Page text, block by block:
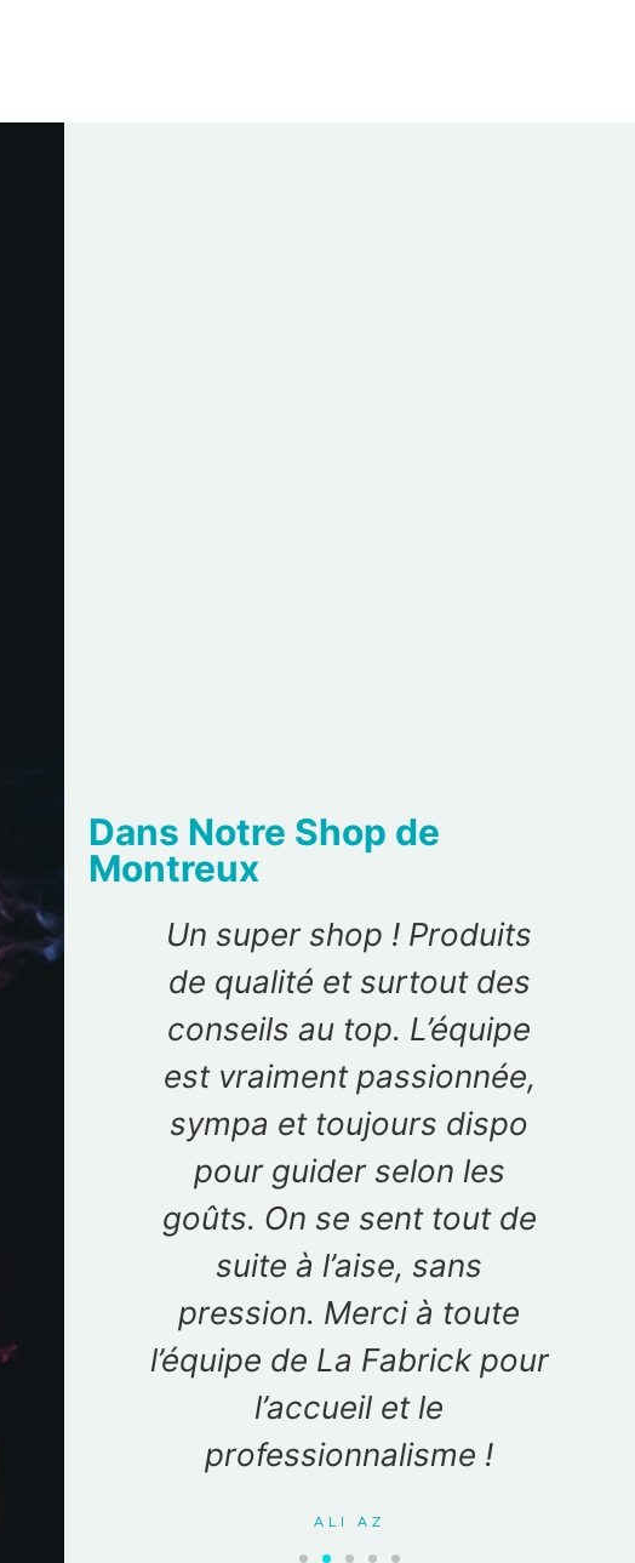
Dans Notre Shop de
Montreux
on
truc
pas
Un super shop ! Produits
de qualité et surtout des
conseils au top. L’équipe
est vraiment passionnée,
sympa et toujours dispo
pour guider selon les
goûts. On se sent tout de
suite à l’aise, sans
pression. Merci à toute
l’équipe de La Fabrick pour
l’accueil et le
professionnalisme !
ALI AZ